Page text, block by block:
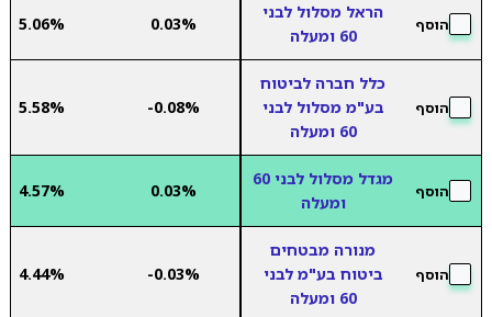
הוסף
הראל מסלול לבני
60 ומעלה
0.03%
5.06%
הוסף
כלל חברה לביטוח
בע"מ מסלול לבני
60 ומעלה
-0.08%
5.58%
הוסף
מגדל מסלול לבני 60
ומעלה
0.03%
4.57%
הוסף
מנורה מבטחים
ביטוח בע"מ לבני
60 ומעלה
-0.03%
4.44%